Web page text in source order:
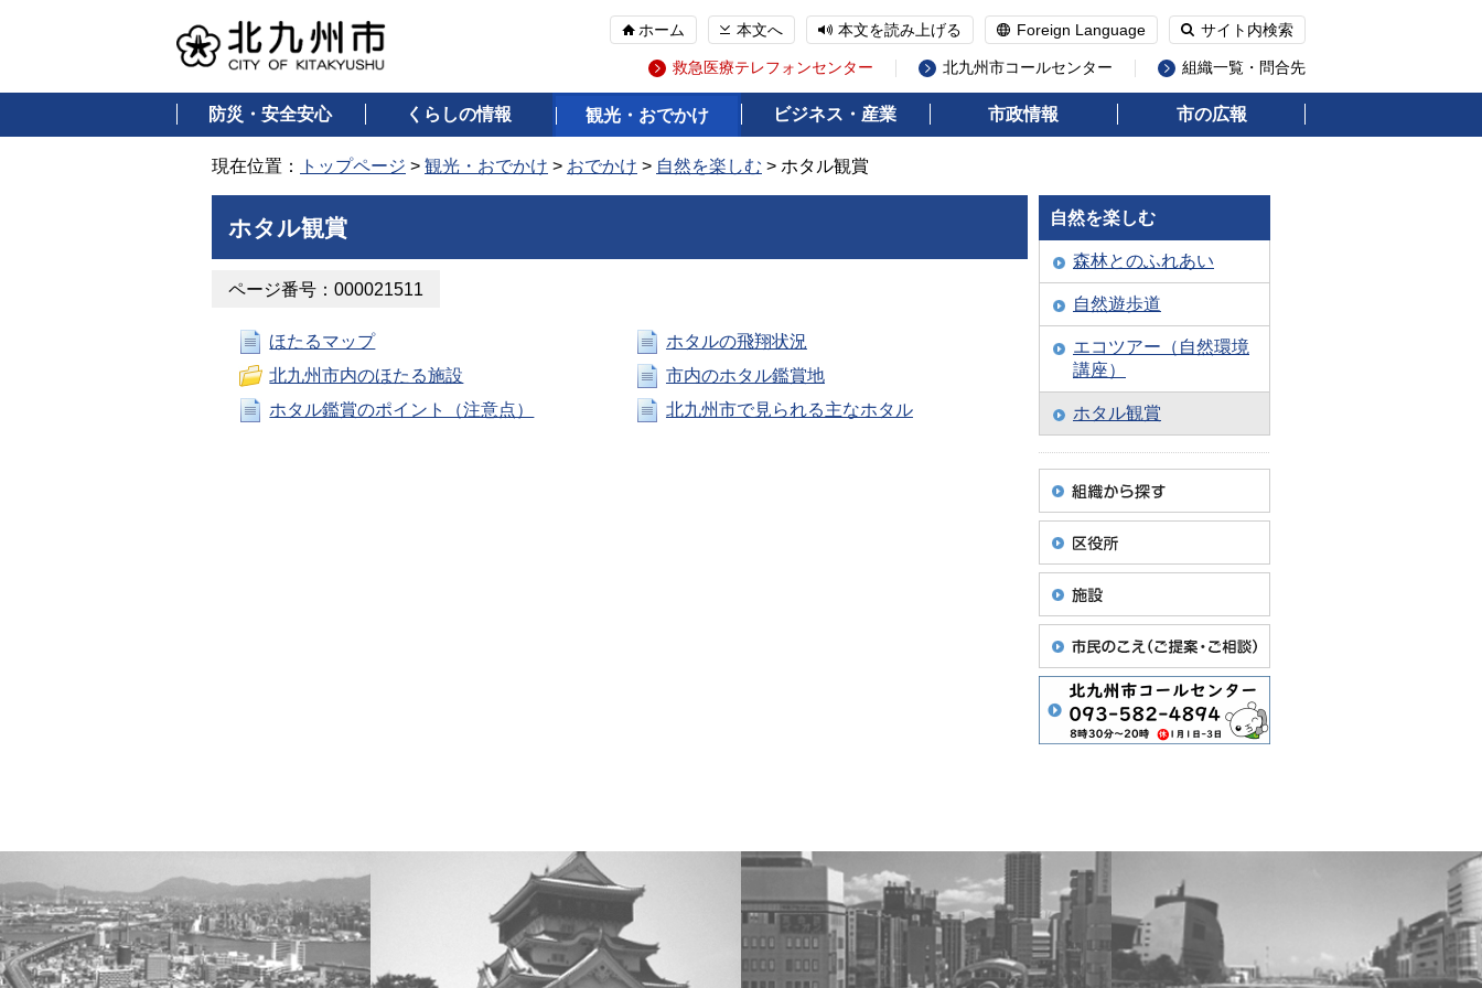
ホーム 本文へ 本文を読み上げる Foreign Language サイト内検索
救急医療テレフォンセンター 北九州市コールセンター 組織一覧・問合先
防災・安全安心 くらしの情報 観光・おでかけ ビジネス・産業 市政情報 市の広報
現在位置： トップページ > 観光・おでかけ > おでかけ > 自然を楽しむ > ホタル観賞
ホタル観賞
ページ番号：000021511
ほたるマップ
ホタルの飛翔状況
北九州市内のほたる施設
市内のホタル鑑賞地
ホタル鑑賞のポイント（注意点）
北九州市で見られる主なホタル
自然を楽しむ
森林とのふれあい
自然遊歩道
エコツアー（自然環境
講座）
ホタル観賞